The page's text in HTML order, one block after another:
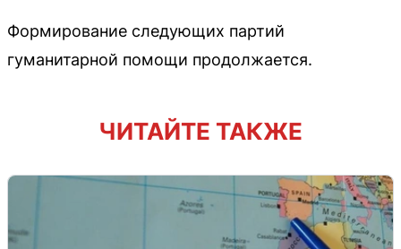
Формирование следующих партий
гуманитарной помощи продолжается.
ЧИТАЙТЕ ТАКЖЕ